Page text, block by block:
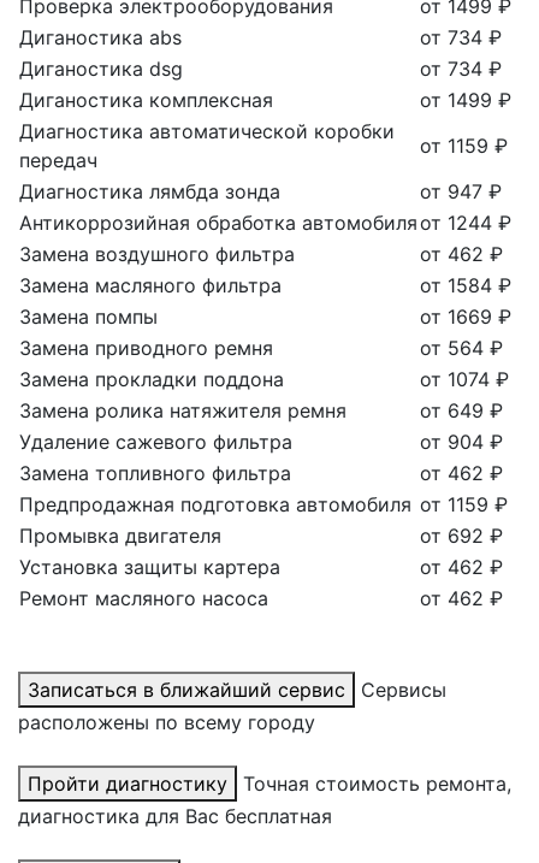
Проверка электрооборудования
от 1499 ₽
Диганостика abs
от 734 ₽
Диганостика dsg
от 734 ₽
Диганостика комплексная
от 1499 ₽
Диагностика автоматической коробки
передач
от 1159 ₽
Диагностика лямбда зонда
от 947 ₽
Антикоррозийная обработка автомобиляот 1244 ₽
Замена воздушного фильтра
от 462 ₽
Замена масляного фильтра
от 1584 ₽
Замена помпы
от 1669 ₽
Замена приводного ремня
от 564 ₽
Замена прокладки поддона
от 1074 ₽
Замена ролика натяжителя ремня
от 649 ₽
Удаление сажевого фильтра
от 904 ₽
Замена топливного фильтра
от 462 ₽
Предпродажная подготовка автомобиля от 1159 ₽
Промывка двигателя
от 692 ₽
Установка защиты картера
от 462 ₽
Ремонт масляного насоса
от 462 ₽
Записаться в ближайший сервис
Сервисы
расположены по всему городу
Пройти диагностику
Точная стоимость ремонта,
диагностика для Вас бесплатная